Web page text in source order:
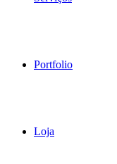
Portfolio
Loja